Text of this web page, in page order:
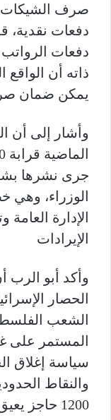
صرف الشيكات
دفعات نقدية،
دفعات الرواتب
ذاته أن
يمكن ضمان
جرى نشرها
الوزراء، وهي
الإدارة
الإيرادات
وأكد أبو الرب
الحصار
الشعب
المستمر على
سياسة إغلاق
والنقاط
1200 حاجز يعيق الحركة الاقتصادية والإنسانية.